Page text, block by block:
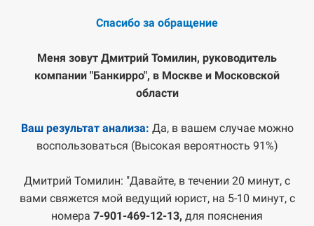
Спасибо за обращение
Меня зовут Дмитрий Томилин, руководитель
компании "Банкирро", в Москве и Московской
области
Ваш результат анализа: Да, в вашем случае можно
воспользоваться (Высокая вероятность 91%)
Дмитрий Томилин: "Давайте, в течении 20 минут, с
вами свяжется мой ведущий юрист, на 5-10 минут, с
номера 7-901-469-12-13, для пояснения